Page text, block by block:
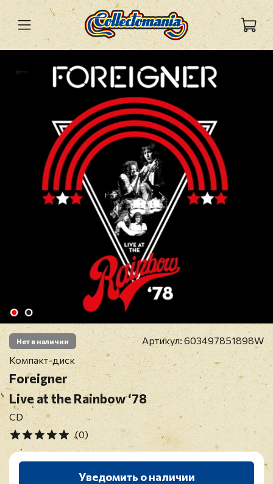
Нет в наличии Артикул: 603497851898W
Компакт-диск
Foreigner
Live at the Rainbow ‘78
CD
(0)
Уведомить о наличии